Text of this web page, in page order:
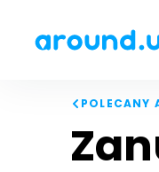
POLECANY